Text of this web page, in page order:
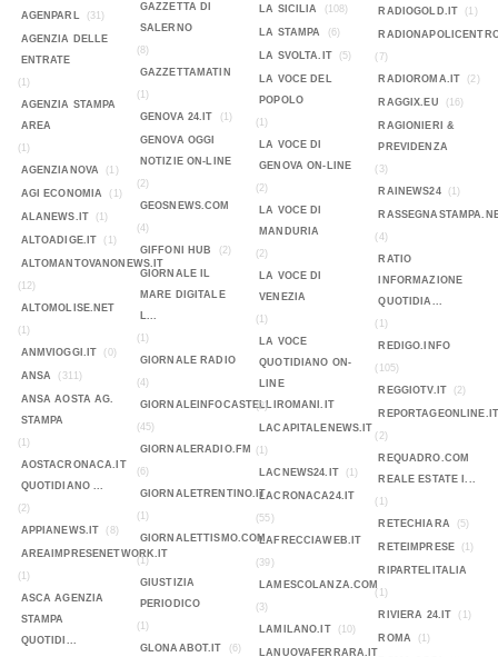
AGENPARL (31)
AGENZIA DELLE
ENTRATE
(1)
AGENZIA STAMPA
AREA
(1)
AGENZIANOVA
(1)
AGI ECONOMIA (1)
ALANEWS.IT (1)
ALTOADIGE.IT (1)
ALTOMANTOVANONEWS.IT
(12)
ALTOMOLISE.NET
(1)
ANMVIOGGI.IT
(0)
ANSA (311)
ANSA AOSTA AG.
STAMPA
(1)
AOSTACRONACA.IT
QUOTIDIANO ...
(2)
APPIANEWS.IT
(8)
AREAIMPRESENETWORK.IT
(1)
ASCA AGENZIA
STAMPA
QUOTIDI...
GAZZETTA DI
SALERNO
(8)
GAZZETTAMATIN
(1)
GENOVA 24.IT
(1)
GENOVA OGGI
NOTIZIE ON-LINE
(2)
GEOSNEWS.COM
(4)
GIFFONI HUB
(2)
GIORNALE IL
MARE DIGITALE
L...
(1)
GIORNALE RADIO
(4)
GIORNALEINFOCASTELLIROMANI.IT
(45)
GIORNALERADIO.FM
(6)
GIORNALETRENTINO.IT
(1)
GIORNALETTISMO.COM
(1)
GIUSTIZIA
PERIODICO
(1)
GLONAABOT.IT
(6)
LA SICILIA (108)
LA STAMPA (6)
LA SVOLTA.IT (5)
LA VOCE DEL
POPOLO
(1)
LA VOCE DI
GENOVA ON-LINE
(2)
LA VOCE DI
MANDURIA
(2)
LA VOCE DI
VENEZIA
(1)
LA VOCE
QUOTIDIANO ON-
LINE
(2)
LACAPITALENEWS.IT
(1)
LACNEWS24.IT
(1)
LACRONACA24.IT
(55)
LAFRECCIAWEB.IT
(39)
LAMESCOLANZA.COM
(3)
LAMILANO.IT
(10)
LANUOVAFERRARA.IT
RADIOGOLD.IT (1)
(7)
RADIOROMA.IT
(2)
RAGGIX.EU (16)
RAGIONIERI &
PREVIDENZA
(3)
RAINEWS24
(1)
(4)
RATIO
INFORMAZIONE
QUOTIDIA...
(1)
REDIGO.INFO
(105)
REGGIOTV.IT
(2)
REPORTAGEONLINE.IT
(2)
REQUADRO.COM
REALE ESTATE I...
(1)
RETECHIARA
(5)
RETEIMPRESE (1)
RIPARTELITALIA
(1)
RIVIERA 24.IT
(1)
ROMA (1)